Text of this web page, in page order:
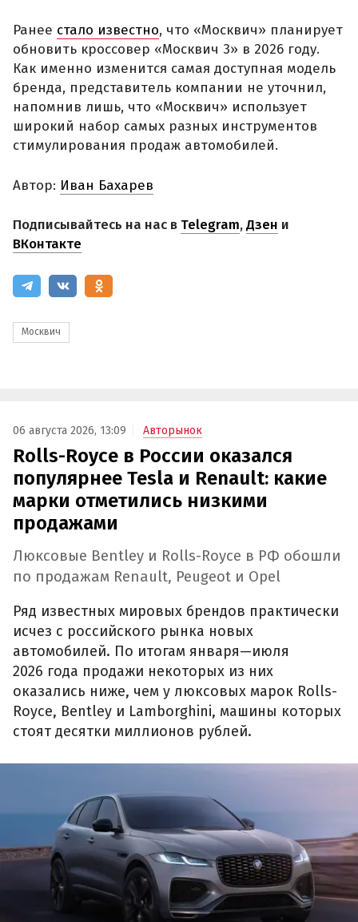
Ранее стало известно, что «Москвич» планирует
обновить кроссовер «Москвич 3» в 2026 году.
Как именно изменится самая доступная модель
бренда, представитель компании не уточнил,
напомнив лишь, что «Москвич» использует
широкий набор самых разных инструментов
стимулирования продаж автомобилей.
Автор: Иван Бахарев
Подписывайтесь на нас в Telegram,Дзен и
ВКонтакте
Москвич
06 августа 2026, 13:09 Авторынок
Rolls-Royce в России оказался
популярнее Tesla и Renault: какие
марки отметились низкими
продажами
Люксовые Bentley и Rolls-Royce в РФ обошли
по продажам Renault, Peugeot и Opel
Ряд известных мировых брендов практически
исчез с российского рынка новых
автомобилей. По итогам января—июля
2026 года продажи некоторых из них
оказались ниже, чем у люксовых марок Rolls-
Royce, Bentley и Lamborghini, машины которых
стоят десятки миллионов рублей.